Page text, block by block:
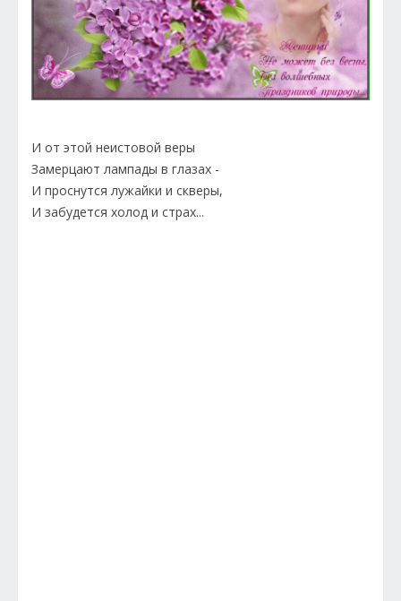
И от этой неистовой веры
Замерцают лампады в глазах -
И проснутся лужайки и скверы,
И забудется холод и страх...